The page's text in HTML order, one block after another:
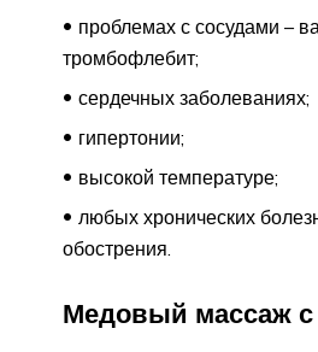
проблемах с сосудами –
тромбофлебит;
сердечных заболеваниях;
гипертонии;
высокой температуре;
любых хронических
обострения.
Медовый массаж